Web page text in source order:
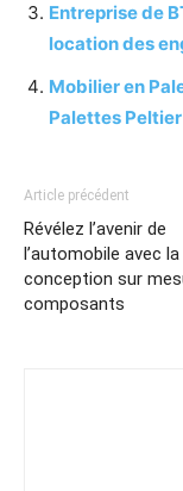
Entreprise de
location des
Mobilier en
Palettes
Article précédent
Révélez l’avenir de
l’automobile avec la
conception sur
composants